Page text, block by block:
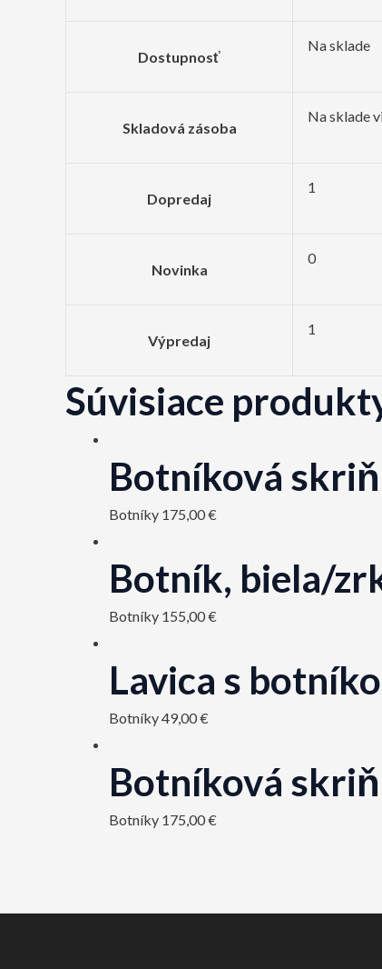
Dostupnosť
Na sklade
Skladová zásoba
Na sklade
Dopredaj
1
Novinka
0
Výpredaj
1
Súvisiace
Botníková
Botníky 175,00€
Botník, biela/
Botníky 155,00€
Lavica s
Botníky49,00€
Botníková
Botníky 175,00€